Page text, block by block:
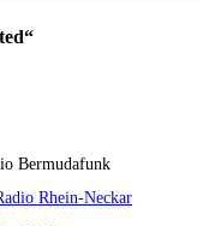
Rhein-Neckar